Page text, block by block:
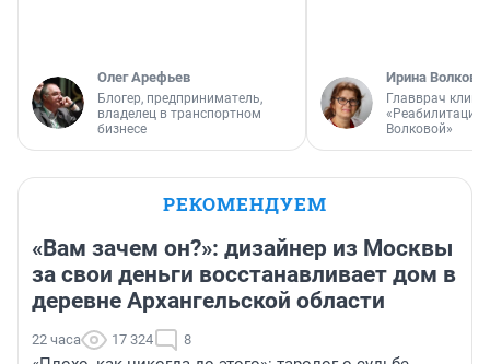
Олег Арефьев
Блогер, предприниматель,
владелец в транспортном
бизнесе
Ирина Волкова
Главврач
«Реабилитация
Волковой»
РЕКОМЕНДУЕМ
«Вам зачем он?»: дизайнер из Москвы
за свои деньги восстанавливает дом в
деревне Архангельской области
22 часа 17 324 8